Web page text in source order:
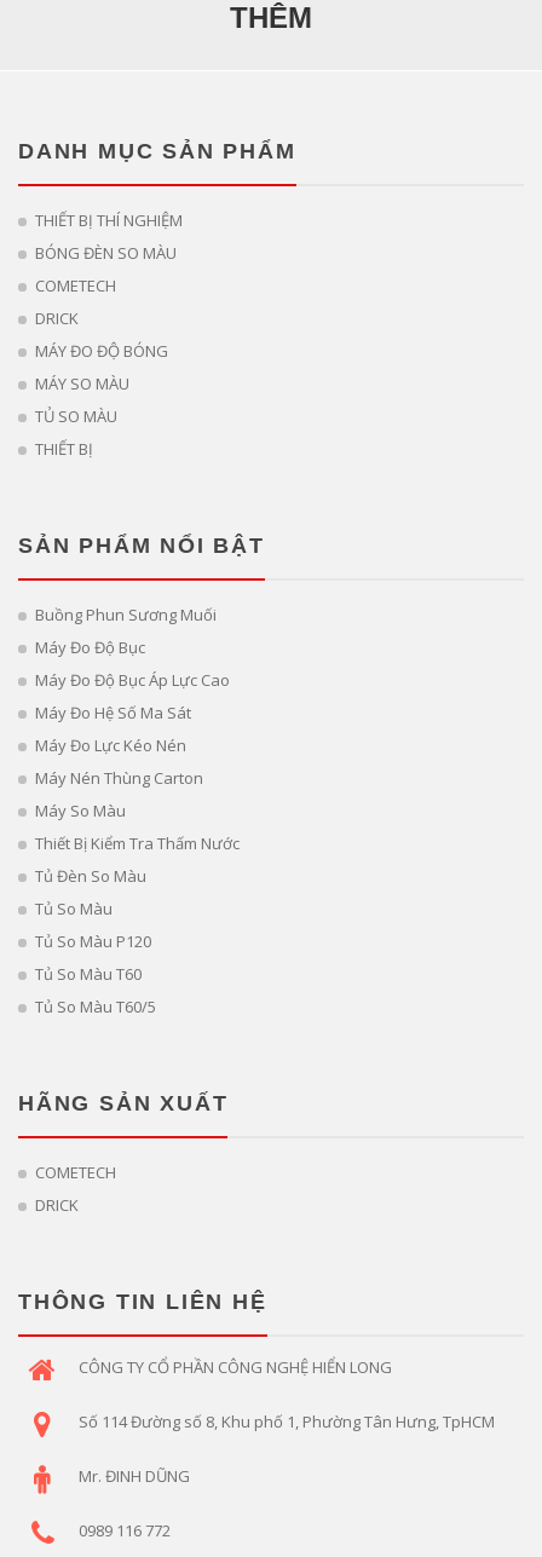
THÊM
DANH MỤC SẢN PHẨM
THIẾT BỊ THÍ NGHIỆM
BÓNG ĐÈN SO MÀU
COMETECH
DRICK
MÁY ĐO ĐỘ BÓNG
MÁY SO MÀU
TỦ SO MÀU
THIẾT BỊ
SẢN PHẨM NỔI BẬT
Buồng Phun Sương Muối
Máy Đo Độ Bục
Máy Đo Độ Bục Áp Lực Cao
Máy Đo Hệ Số Ma Sát
Máy Đo Lực Kéo Nén
Máy Nén Thùng Carton
Máy So Màu
Thiết Bị Kiểm Tra Thấm Nước
Tủ Đèn So Màu
Tủ So Màu
Tủ So Màu P120
Tủ So Màu T60
Tủ So Màu T60/5
HÃNG SẢN XUẤT
COMETECH
DRICK
THÔNG TIN LIÊN HỆ
CÔNG TY CỔ PHẦN CÔNG NGHỆ HIỂN LONG
Số 114 Đường số 8, Khu phố 1, Phường Tân Hưng, TpHCM
Mr. ĐINH DŨNG
0989 116 772